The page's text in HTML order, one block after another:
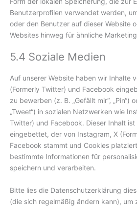
Benutzerprofilen verwendet werden,
oder den Benutzer auf dieser Website
Websites hinweg für ähnliche
5.4 Soziale Medien
Auf unserer Website haben wir Inhalte
(Formerly Twitter) und Facebook
zu bewerben (z. B. „Gefällt mir“, „Pin“)
„Tweet“) in sozialen Netzwerken wie
Twitter) und Facebook. Dieser Inhalt
eingebettet, der von Instagram, X
Facebook stammt und Cookies
bestimmte Informationen für
speichern und verarbeiten.
Bitte lies die Datenschutzerklärung
(die sich regelmäßig ändern kann), um